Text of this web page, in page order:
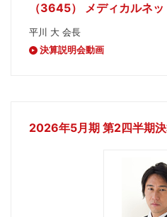
（3645） メディカルネッ
平川 大 会長
決算説明会動画
2026年5月期 第2四半期